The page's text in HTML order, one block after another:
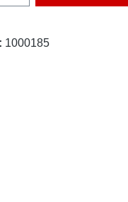
1000185